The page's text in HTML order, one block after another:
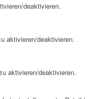
deaktivieren.
aktivieren/deaktivieren.
aktivieren/deaktivieren.